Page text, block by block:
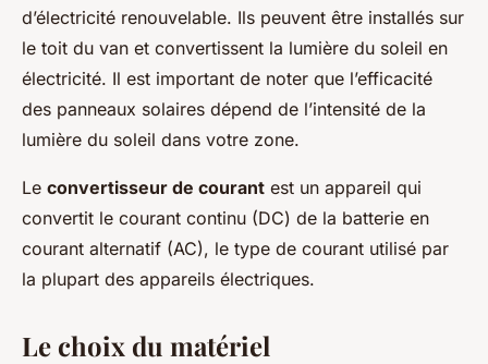
d’électricité renouvelable. Ils peuvent être installés sur
le toit du van et convertissent la lumière du soleil en
électricité. Il est important de noter que l’efficacité
des panneaux solaires dépend de l’intensité de la
lumière du soleil dans votre zone.
Le convertisseur de courant est un appareil qui
convertit le courant continu (DC) de la batterie en
courant alternatif (AC), le type de courant utilisé par
la plupart des appareils électriques.
Le choix du matériel